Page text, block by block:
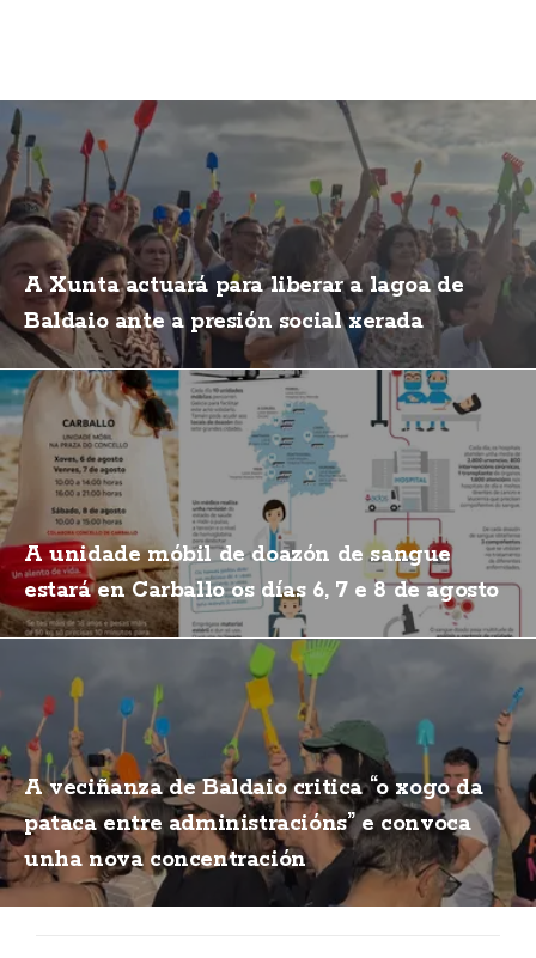
A Xunta actuará para liberar a lagoa de
Baldaio ante a presión social xerada
A unidade móbil de doazón de sangue
estará en Carballo os días 6, 7 e 8 de agosto
A veciñanza de Baldaio critica “o xogo da
pataca entre administracións” e convoca
unha nova concentración